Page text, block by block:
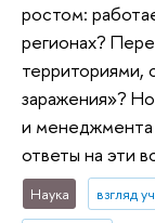
ростом:
регионах?
территориями,
заражения»?
и
ответы на эти
Наука взгляд